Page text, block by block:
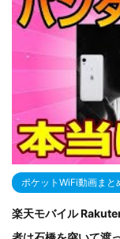
ポケットWiFi動画まと
楽天モバイル